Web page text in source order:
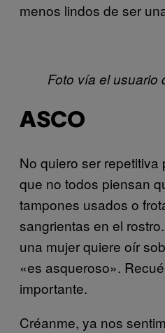
menos lindos de ser
Foto vía el usuario
ASCO
No quiero ser
que no todos piensan
tampones usados o
sangrientas en el
una mujer quiere oír
«es asqueroso».
importante.
Créanme, ya nos